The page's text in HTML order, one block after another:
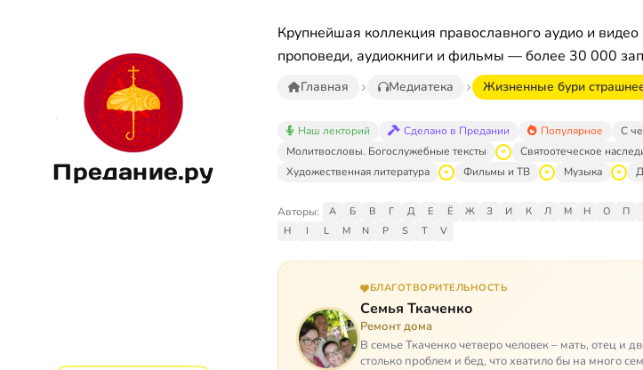
Предание.ру
Крупнейшая коллекция православного аудио и
проповеди, аудиокниги и фильмы — более 30 000
Главная Медиатека Жизненные бури
Наш лекторий Сделано в Предании Популярное С
Молитвословы. Богослужебные тексты
Святоотеческое
Художественная литература
Фильмы и ТВ Музыка
Авторы: А Б В Г Д Е Ё Ж З И К Л М Н О П
H
I L M N P S T V
БЛАГОТВОРИТЕЛЬНОСТЬ
Семья Ткаченко
Ремонт дома
В семье Ткаченко четверо человек – мать, отец и
столько проблем и бед, что хватило бы на много